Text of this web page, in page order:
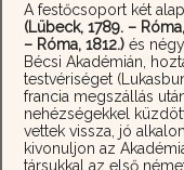
A festőcsoport két
(Lübeck, 1789. –
– Róma, 1812.) és
Bécsi Akadémián,
testvériséget
francia megszállás
nehézségekkel
vettek vissza, jó
kivonuljon az
társukkal az első